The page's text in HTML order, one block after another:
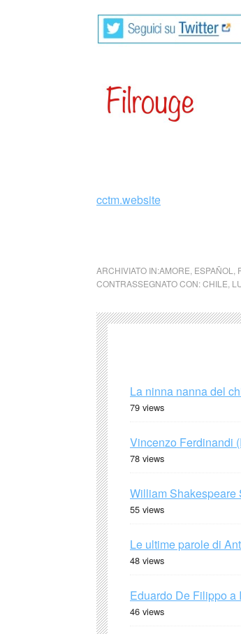
cctm.website
ARCHIVIATO IN:AMORE ESPAÑOL
CONTRASSEGNATO CON:CHILE
La ninna nanna del
79 views
Vincenzo Ferdinandi
78 views
William Shakespeare
55 views
Le ultime parole di
48 views
Eduardo De Filippo a
46 views